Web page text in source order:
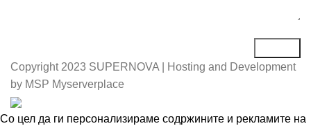
Copyright 2023 SUPERNOVA | Hosting and Development
by MSP Myserverplace
Со цел да ги персонализираме содржините и рекламите на